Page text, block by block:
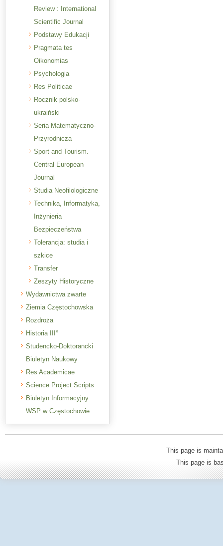
Review : International
Scientific Journal
Podstawy Edukacji
Pragmata tes
Oikonomias
Psychologia
Res Politicae
Rocznik polsko-
ukraiński
Seria Matematyczno-
Przyrodnicza
Sport and Tourism.
Central European
Journal
Studia Neofilologiczne
Technika, Informatyka,
Inżynieria
Bezpieczeństwa
Tolerancja: studia i
szkice
Transfer
Zeszyty Historyczne
Wydawnictwa zwarte
Ziemia Częstochowska
Rozdroża
Historia III°
Studencko-Doktorancki
Biuletyn Naukowy
Res Academicae
Science Project Scripts
Biuletyn Informacyjny
WSP w Częstochowie
This page is
This page is